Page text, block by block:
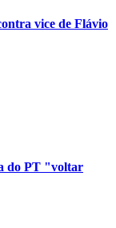
vice de Flávio
do PT "voltar